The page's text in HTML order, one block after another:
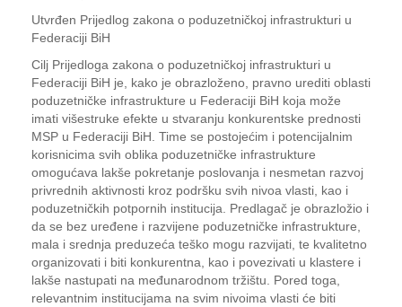
Utvrđen Prijedlog zakona o poduzetničkoj infrastrukturi u
Federaciji BiH
Cilj Prijedloga zakona o poduzetničkoj infrastrukturi u
Federaciji BiH je, kako je obrazloženo, pravno urediti oblasti
poduzetničke infrastrukture u Federaciji BiH koja može
imati višestruke efekte u stvaranju konkurentske prednosti
MSP u Federaciji BiH. Time se postojećim i potencijalnim
korisnicima svih oblika poduzetničke infrastrukture
omogućava lakše pokretanje poslovanja i nesmetan razvoj
privrednih aktivnosti kroz podršku svih nivoa vlasti, kao i
poduzetničkih potpornih institucija. Predlagač je obrazložio i
da se bez uređene i razvijene poduzetničke infrastrukture,
mala i srednja preduzeća teško mogu razvijati, te kvalitetno
organizovati i biti konkurentna, kao i povezivati u klastere i
lakše nastupati na međunarodnom tržištu. Pored toga,
relevantnim institucijama na svim nivoima vlasti će biti